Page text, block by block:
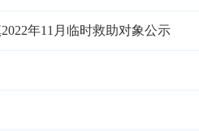
年11月临时救助对象公示